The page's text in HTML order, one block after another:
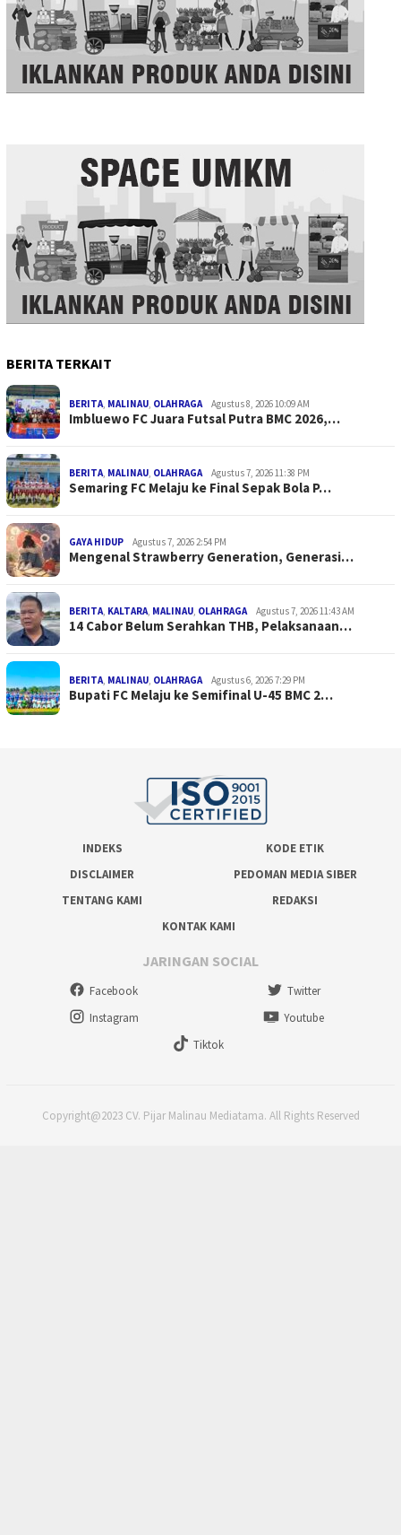
BERITA TERKAIT
BERITA, MALINAU, OLAHRAGA Agustus 8, 2026 10:09 AM
Imbluewo FC Juara Futsal Putra BMC 2026,…
BERITA, MALINAU, OLAHRAGA Agustus 7, 2026 11:38 PM
Semaring FC Melaju ke Final Sepak Bola P…
GAYA HIDUP Agustus 7, 2026 2:54 PM
Mengenal Strawberry Generation, Generasi…
BERITA, KALTARA, MALINAU, OLAHRAGA Agustus 7, 2026 11:43 AM
14 Cabor Belum Serahkan THB, Pelaksanaan…
BERITA, MALINAU, OLAHRAGA Agustus 6, 2026 7:29 PM
Bupati FC Melaju ke Semifinal U-45 BMC 2…
INDEKS
KODE ETIK
DISCLAIMER
PEDOMAN MEDIA SIBER
TENTANG KAMI
REDAKSI
KONTAK KAMI
JARINGAN SOCIAL
Facebook
Twitter
Instagram
Youtube
Tiktok
Copyright@2023 CV. Pijar Malinau Mediatama. All Rights Reserved